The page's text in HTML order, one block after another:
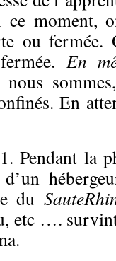
ce moment,
ou fermée.
En
En
Pendant la
du
etc ….